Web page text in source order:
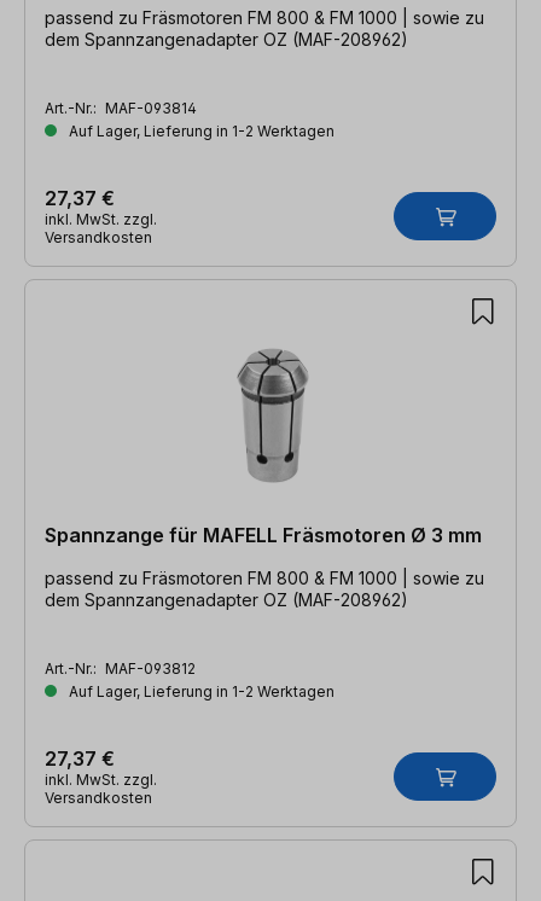
passend zu Fräsmotoren FM 800 & FM 1000 | sowie zu
dem Spannzangenadapter OZ (MAF-208962)
Art.-Nr.: MAF-093814
Auf Lager, Lieferung in 1-2 Werktagen
27,37 €
inkl. MwSt. zzgl.
Versandkosten
Spannzange für MAFELL Fräsmotoren Ø 3 mm
passend zu Fräsmotoren FM 800 & FM 1000 | sowie zu
dem Spannzangenadapter OZ (MAF-208962)
Art.-Nr.: MAF-093812
Auf Lager, Lieferung in 1-2 Werktagen
27,37 €
inkl. MwSt. zzgl.
Versandkosten